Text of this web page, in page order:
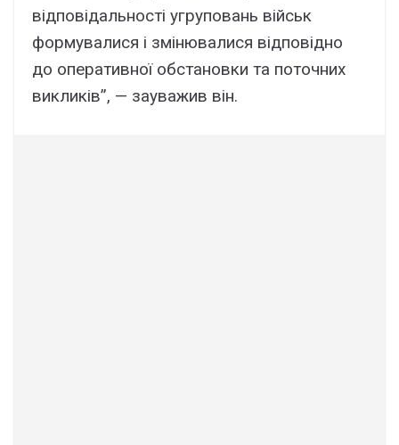
відповідальності угруповань військ
формувалися і змінювалися відповідно
до оперативної обстановки та поточних
викликів”, — зауважив він.